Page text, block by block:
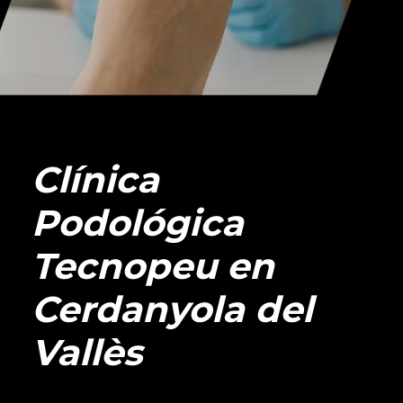
Clínica
Podológica
Tecnopeu en
Cerdanyola del
Vallès